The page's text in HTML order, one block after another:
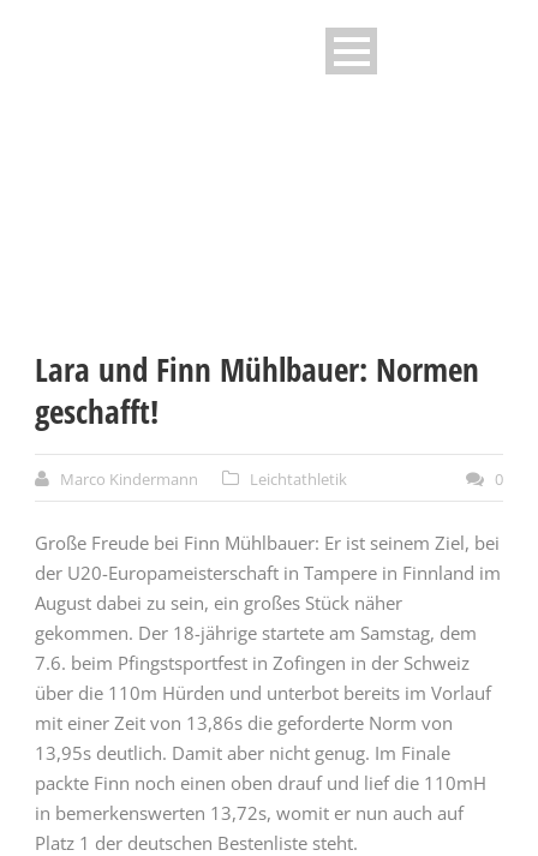
Lara und Finn Mühlbauer: Normen
geschafft!
Marco Kindermann Leichtathletik 0
Große Freude bei Finn Mühlbauer: Er ist seinem Ziel, bei
der U20-Europameisterschaft in Tampere in Finnland im
August dabei zu sein, ein großes Stück näher
gekommen. Der 18-jährige startete am Samstag, dem
7.6. beim Pfingstsportfest in Zofingen in der Schweiz
über die 110m Hürden und unterbot bereits im Vorlauf
mit einer Zeit von 13,86s die geforderte Norm von
13,95s deutlich. Damit aber nicht genug. Im Finale
packte Finn noch einen oben drauf und lief die 110mH
in bemerkenswerten 13,72s, womit er nun auch auf
Platz 1 der deutschen Bestenliste steht.